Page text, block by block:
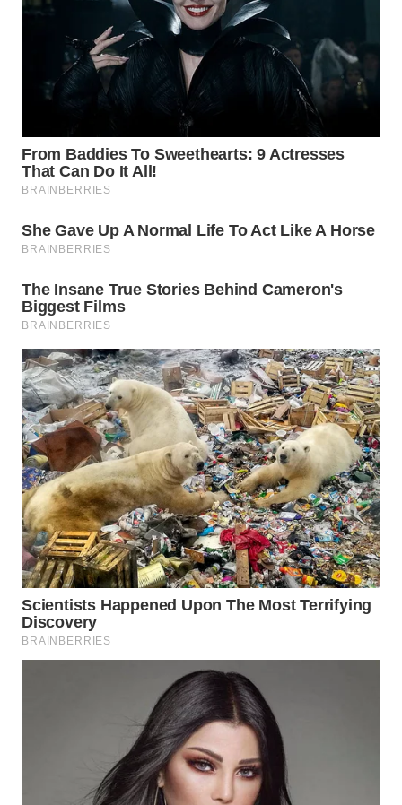
TIMUR
WN
WN
SOLO
WN
BOROBUDUR
WN
MADURA
WN
SURABAYA
WN
NATUNA
WN
BINTAN
WN
MANDALIKA
WN
LIKUPANG